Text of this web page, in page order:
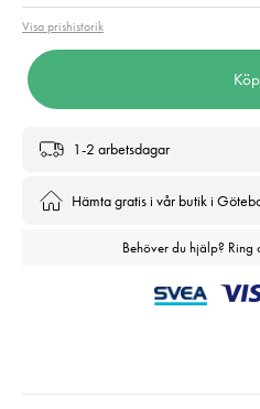
Visa prishistorik
Köp
1-2 arbetsdagar
Hämta gratis i vår butik i
Behöver du hjälp? Ring